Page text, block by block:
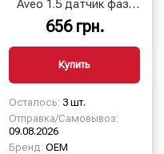
Aveo 1.5 датчик фаз,
OEM
656 грн.
Купить
Осталось: 3 шт.
Отправка/Самовывоз:
09.08.2026
Бренд: OEM